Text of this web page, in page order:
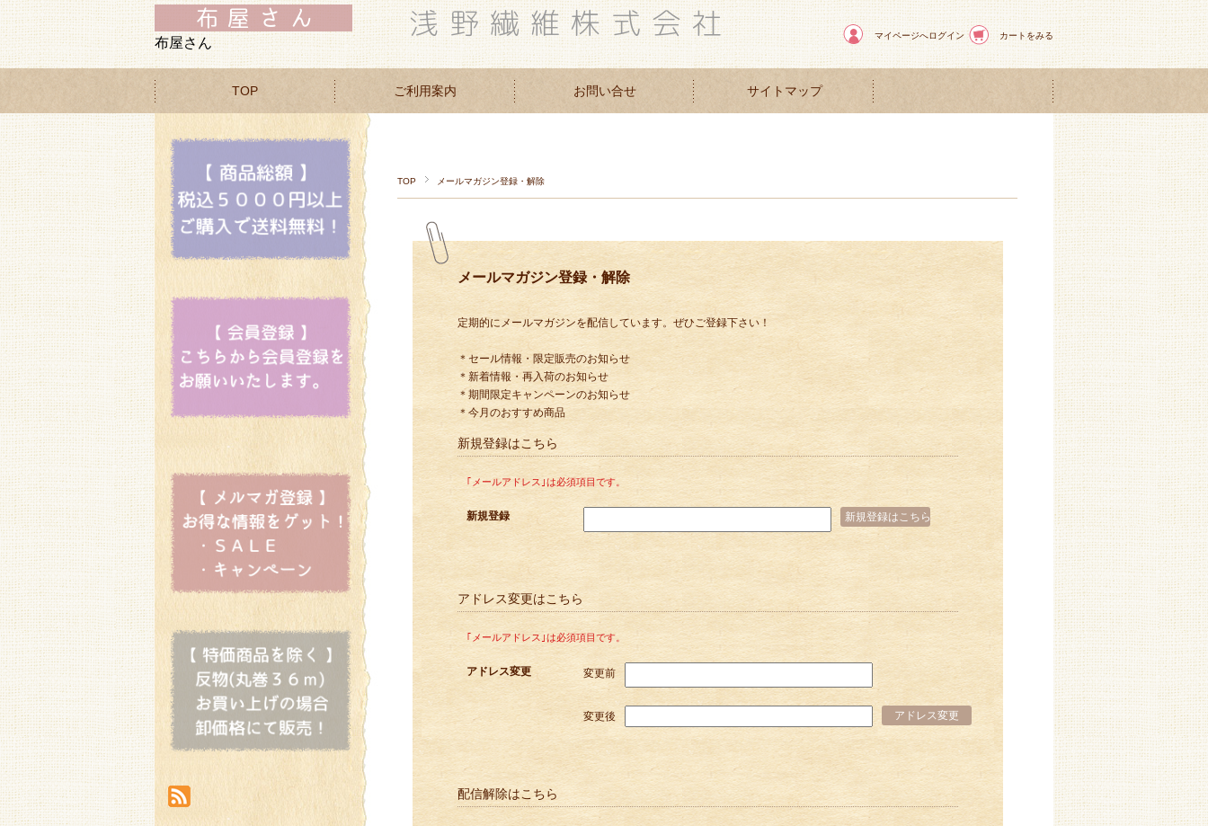
布屋さん マイページへログイン カートをみる
TOP ご利用案内 お問い合せ サイトマップ
TOP メールマガジン登録・解除
メールマガジン登録・解除
定期的にメールマガジンを配信しています。ぜひご登録下さい！
＊セール情報・限定販売のお知らせ
＊新着情報・再入荷のお知らせ
＊期間限定キャンペーンのお知らせ
＊今月のおすすめ商品
新規登録はこちら
｢メールアドレス｣は必須項目です。
新規登録
アドレス変更はこちら
｢メールアドレス｣は必須項目です。
アドレス変更 変更前
変更後
配信解除はこちら